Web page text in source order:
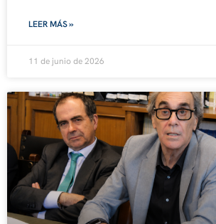
LEER MÁS »
11 de junio de 2026